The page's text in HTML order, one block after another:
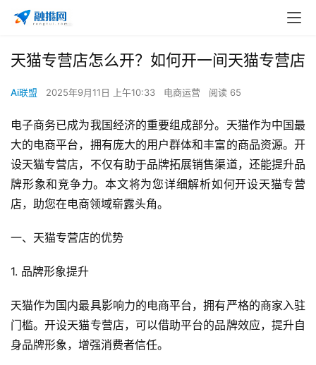
天猫专营店怎么开？如何开一间天猫专营店
Ai联盟 2025年9月11日 上午10:33 电商运营 阅读 65
电子商务已成为我国经济的重要组成部分。天猫作为中国最
大的电商平台，拥有庞大的用户群体和丰富的商品资源。开
设天猫专营店，不仅有助于品牌拓展销售渠道，还能提升品
牌形象和竞争力。本文将为您详细解析如何开设天猫专营
店，助您在电商领域崭露头角。
一、天猫专营店的优势
1. 品牌形象提升
天猫作为国内最具影响力的电商平台，拥有严格的商家入驻
门槛。开设天猫专营店，可以借助平台的品牌效应，提升自
身品牌形象，增强消费者信任。